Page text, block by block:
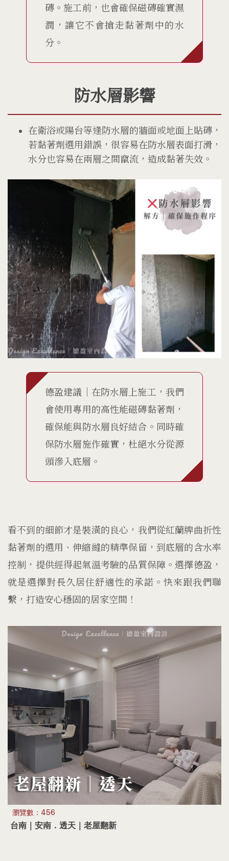
磚。施工前，也會確保磁磚確實濕
潤，讓它不會搶走黏著劑中的水
分。
防水層影響
在衛浴或陽台等逢防水層的牆面或地面上貼磚，
若黏著劑選用錯誤，很容易在防水層表面打滑，
水分也容易在兩層之間竄流，造成黏著失效。
德盈建議｜在防水層上施工，我們
會使用專用的高性能磁磚黏著劑，
確保能與防水層良好結合。同時確
保防水層施作確實，杜絕水分從源
頭滲入底層。
看不到的細節才是裝潢的良心，我們從紅蘭牌曲折性
黏著劑的選用、伸縮縫的精準保留，到底層的含水率
控制，提供經得起氣溫考驗的品質保障。選擇德盈，
就是選擇對長久居住舒適性的承諾。快來跟我們聯
繫，打造安心穩固的居家空間！
瀏覽數：456
台南｜安南．透天｜老屋翻新